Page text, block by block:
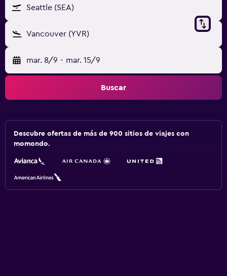
Seattle (SEA)
Vancouver (YVR)
mar. 8/9 - mar. 15/9
Buscar
Descubre ofertas de más de 900 sitios de viajes con
momondo.